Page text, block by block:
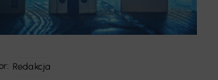
Redakcja